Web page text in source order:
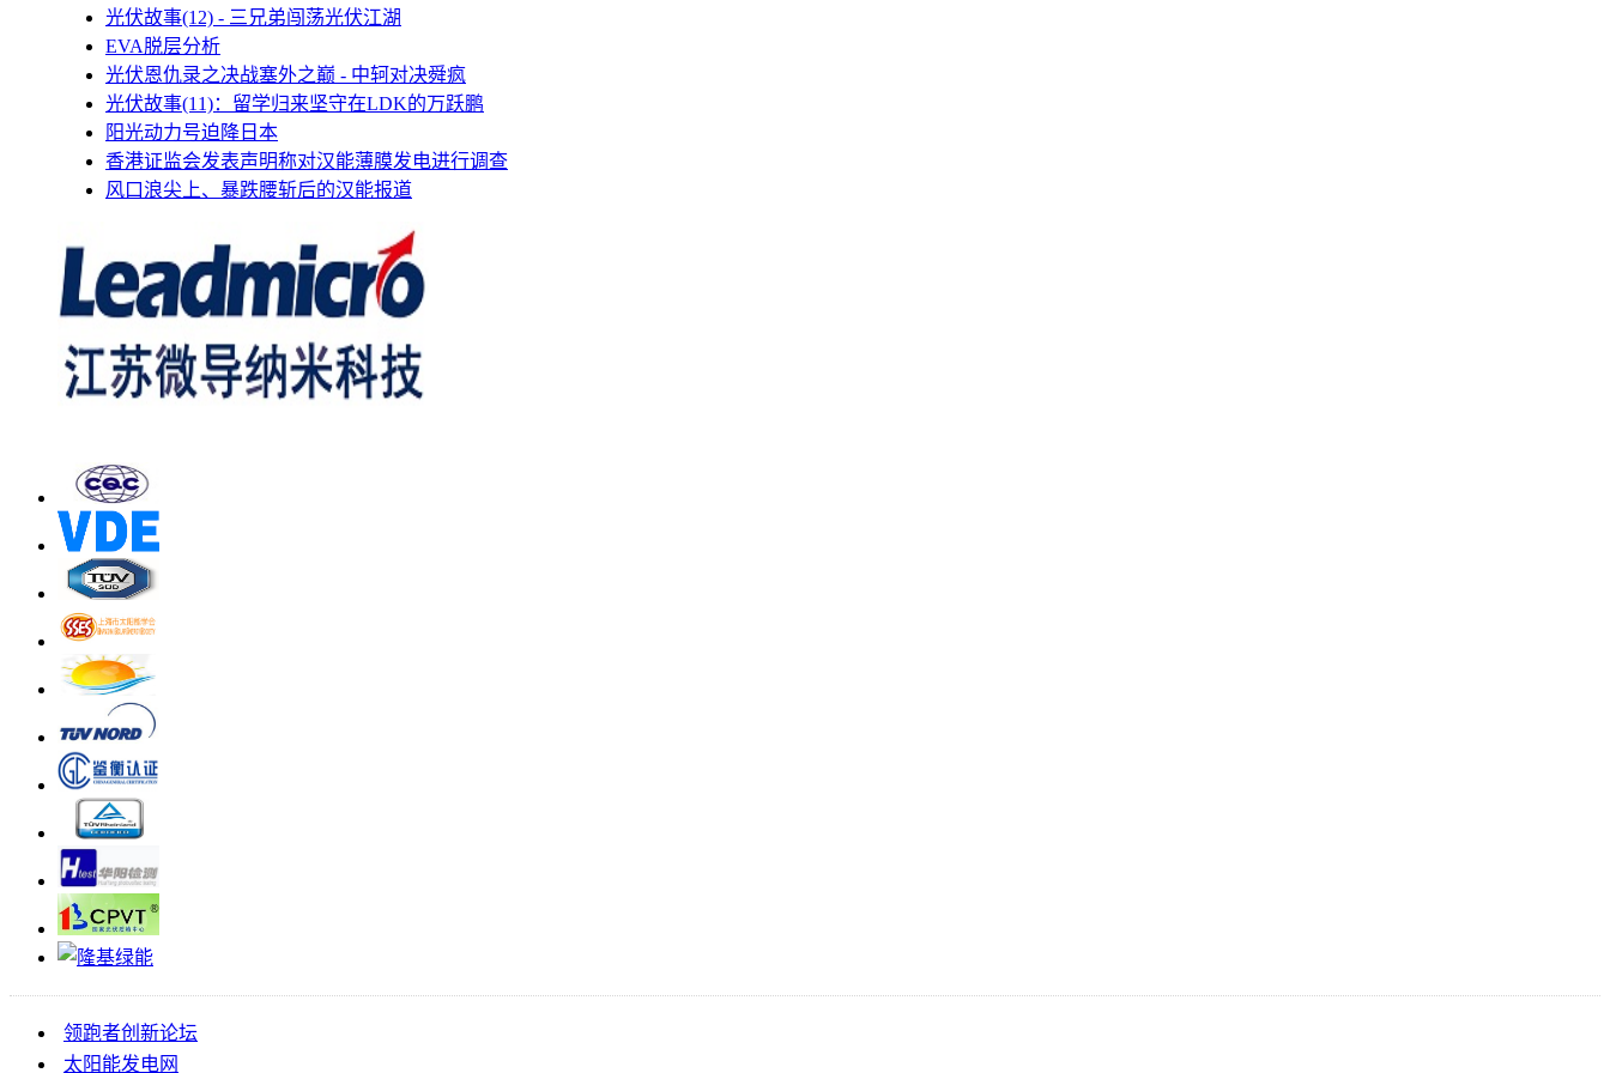
光伏故事(12) - 三兄弟闯荡光伏江湖
EVA脱层分析
光伏恩仇录之决战塞外之巅 - 中轲对决舜疯
光伏故事(11)：留学归来坚守在LDK的万跃鹏
阳光动力号迫降日本
香港证监会发表声明称对汉能薄膜发电进行调查
风口浪尖上、暴跌腰斩后的汉能报道
领跑者创新论坛
太阳能发电网